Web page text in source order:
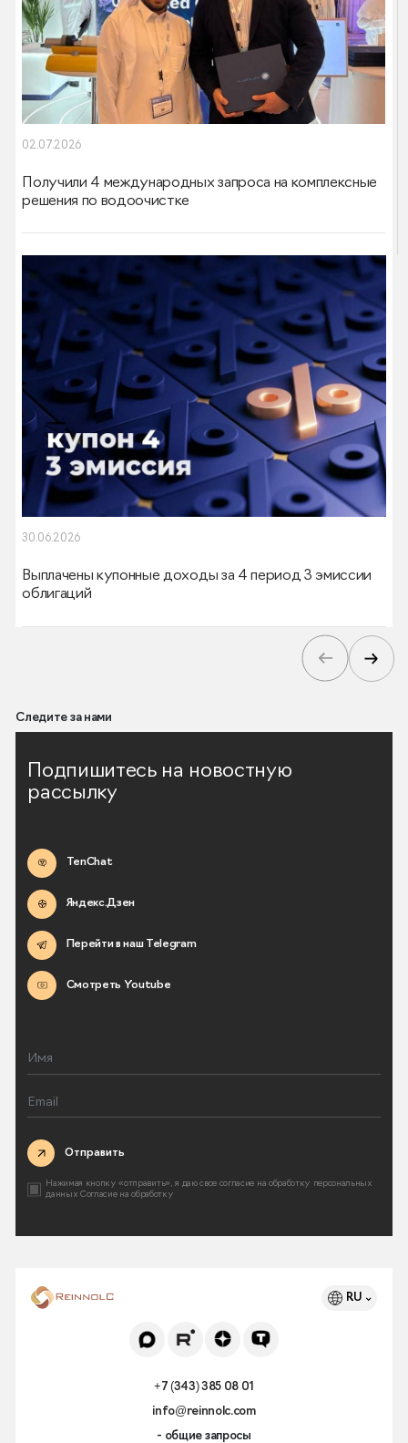
02.07.2026
Получили 4 международных запроса на комплексные
решения по водоочистке
30.06.2026
Выплачены купонные доходы за 4 период 3 эмиссии
облигаций
Следите за нами
Подпишитесь на новостную
рассылку
TenChat
Яндекс.Дзен
Перейти в наш Telegram
Смотреть Youtube
Отправить
Нажимая кнопку «отправить», я даю свое согласие на обработку персональных
данных Согласие на обработку
RU
+7 (343) 385 08 01
info@reinnolc.com
- общие запросы